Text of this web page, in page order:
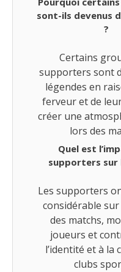
sont-ils devenus
?
Certains
supporters sont
légendes en
ferveur et de
créer une
lors des
Quel est
supporters sur
Les supporters
considérable sur
des matchs,
joueurs et
l’identité et à la
clubs